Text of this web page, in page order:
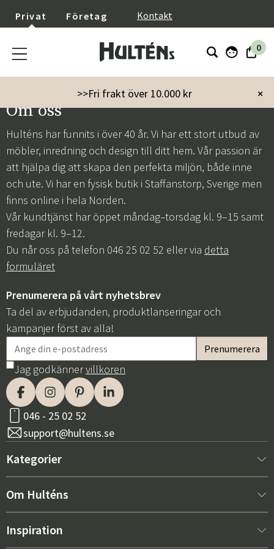
Sverige
Norge
Privat Företag Kontakt
0
×
>>Fri frakt över 10.000 kr
Om oss
Hulténs har funnits i över 40 år. Vi har ett stort utbud av
möbler, inredning och design till ditt hem. Vår passion är
att hjälpa dig att skapa den perfekta miljön, både inne
och ute. Vi har en fysisk butik i Staffanstorp, Sverige men
finns online i hela Norden.
Vår kundtjänst har öppet måndag–torsdag kl. 9–15 samt
fredagar kl. 9–12.
Du når oss på telefon 046 25 02 52 eller via detta
formuläret
Prenumerera på vårt nyhetsbrev
Ta del av erbjudanden, produktlanseringar och
kampanjer först av alla!
Jag godkännervillkoren
046 - 25 02 52
support@hultens.se
Kategorier
Nytt hos oss
Om Hulténs
Om Hulténs
Inspiration